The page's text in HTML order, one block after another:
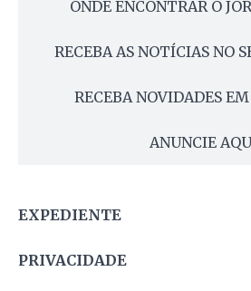
ONDE ENCONTRAR O
RECEBA AS NOTÍCIAS NO
RECEBA NOVIDADES
ANUNCIE
EXPEDIENTE
PRIVACIDADE